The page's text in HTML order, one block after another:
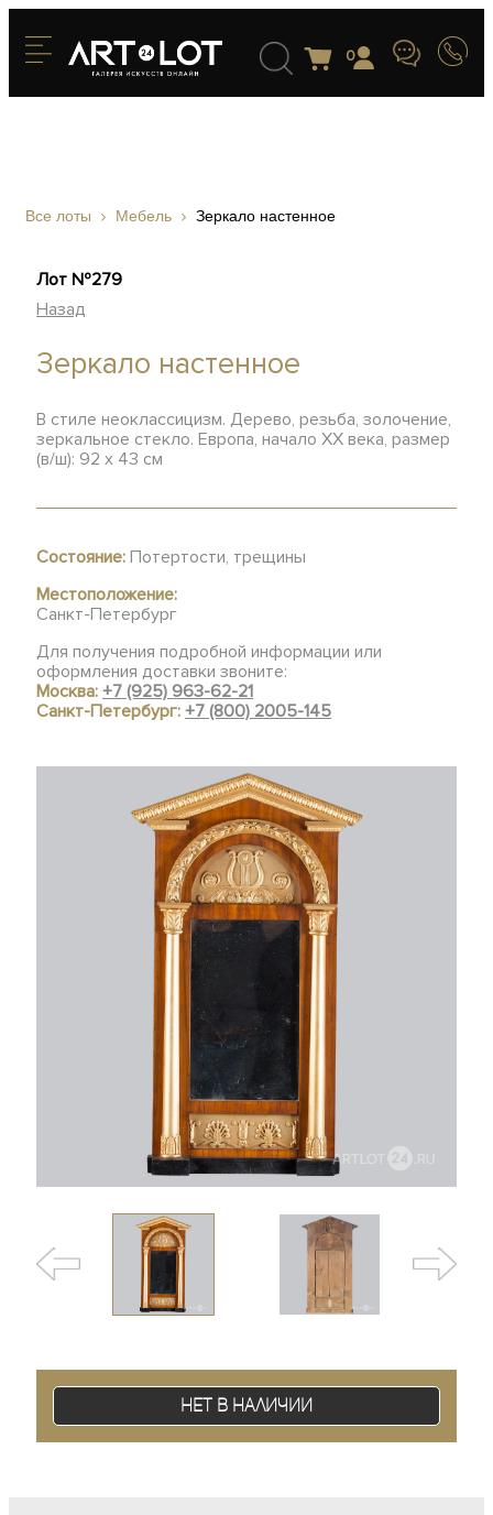
0
Все лоты Мебель Зеркало настенное
Лот №279
Назад
Зеркало настенное
В стиле неоклассицизм. Дерево, резьба, золочение,
зеркальное стекло. Европа, начало ХХ века, размер
(в/ш): 92 х 43 см
Состояние: Потертости, трещины
Местоположение:
Санкт-Петербург
Для получения подробной информации или
оформления доставки звоните:
Москва:+7 (925) 963-62-21
Санкт-Петербург:+7 (800) 2005-145
Нет в наличии